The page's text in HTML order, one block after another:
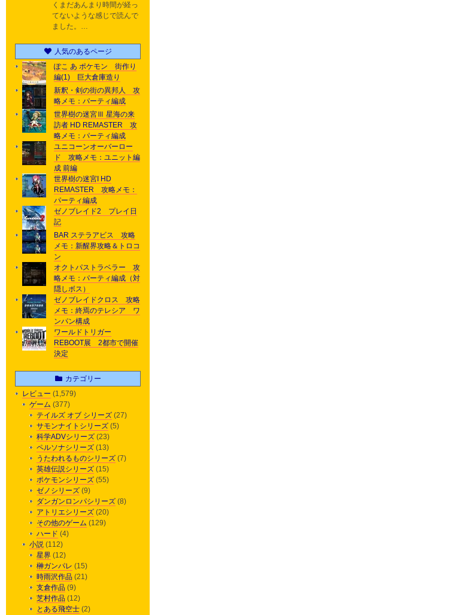
くまだあんまり時間が経っ
てないような感じで読んで
ました。…
人気のあるページ
ぽこ あ ポケモン 街作り
編(1) 巨大倉庫造り
新釈・剣の街の異邦人 攻
略メモ：パーティ編成
世界樹の迷宮Ⅲ 星海の来
訪者 HD REMASTER 攻
略メモ：パーティ編成
ユニコーンオーバーロー
ド 攻略メモ：ユニット編
成 前編
世界樹の迷宮I HD
REMASTER 攻略メモ：
パーティ編成
ゼノブレイド2 プレイ日
記
BAR ステラアビス 攻略
メモ：新醒界攻略＆トロコ
ン
オクトパストラベラー 攻
略メモ：パーティ編成（対
隠しボス）
ゼノブレイドクロス 攻略
メモ：終焉のテレシア ワ
ンパン構成
ワールドトリガー
REBOOT展 2都市で開催
決定
カテゴリー
レビュー (1,579)
ゲーム (377)
テイルズ オブ シリーズ (27)
サモンナイトシリーズ (5)
科学ADVシリーズ (23)
ペルソナシリーズ (13)
うたわれるものシリーズ (7)
英雄伝説シリーズ (15)
ポケモンシリーズ (55)
ゼノシリーズ (9)
ダンガンロンパシリーズ (8)
アトリエシリーズ (20)
その他のゲーム (129)
ハード (4)
小説 (112)
星界 (12)
榊ガンパレ (15)
時雨沢作品 (21)
支倉作品 (9)
芝村作品 (12)
とある飛空士 (2)